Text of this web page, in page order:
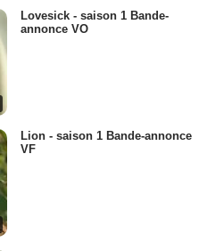
Lovesick - saison 1 Bande-
annonce VO
Lion - saison 1 Bande-annonce
VF